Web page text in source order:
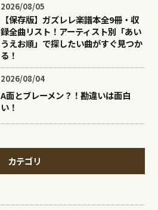
2026/08/05
【保存版】ガズレレ楽譜本全9冊・収
録全曲リスト！アーティスト別「あい
うえお順」で探したい曲がすぐ見つか
る！
2026/08/04
A面とブレーメン？！勘違いは面白
い！
カテゴリ